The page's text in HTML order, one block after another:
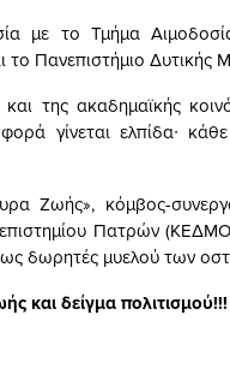
με το Τμήμα
το Πανεπιστήμιο Δυτικής
ακαδημαϊκής
γίνεται ελπίδα∙
Ζωής», κόμβος-
Πατρών
δωρητές μυελού των
και δείγμα πολιτισμού!!!